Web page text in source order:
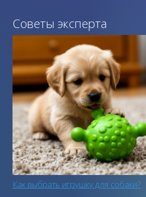
Советы эксперта
Как выбрать игрушку для собаки?